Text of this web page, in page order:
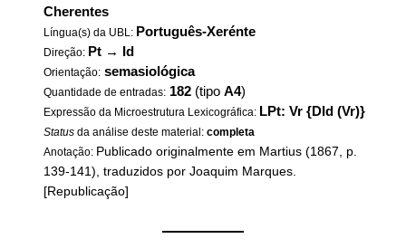
Cherentes
Língua(s) da UBL: Português-Xerénte
Direção: Pt → Id
Orientação: semasiológica
Quantidade de entradas: 182 (tipoA4)
Expressão da Microestrutura Lexicográfica: LPt: Vr {DId (Vr)}
Status da análise deste material:completa
Anotação: Publicado originalmente em Martius (1867, p.
139-141), traduzidos por Joaquim Marques.
[Republicação]
——————